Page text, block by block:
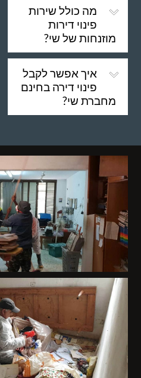
מה כולל שירות
פינוי דירות
מוזנחות של שי?
איך אפשר לקבל
פינוי דירה בחינם
מחברת שי?